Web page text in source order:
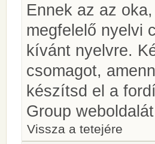
Ennek az az
megfelelő nyelvi
kívánt nyelvre.
csomagot,
készítsd el a
Group
Vissza a tetejére